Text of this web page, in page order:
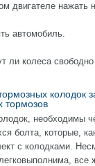
двигателе нажать
автомобиль.
ли колеса
колодок
тормозов
необходимы
болта, которые,
с колодками.
все